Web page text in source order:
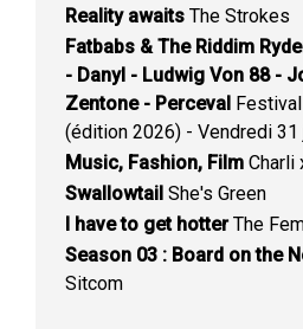
Reality awaits The Strokes
Fatbabs & The Riddim
- Danyl - Ludwig Von 88 -
Zentone - Perceval
(édition 2026) - Vendredi
Music, Fashion, Film Charli
Swallowtail She's Green
I have to get hotterThe
Season 03 : Board on the
Sitcom